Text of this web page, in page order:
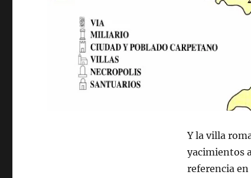
Y la villa
yacimientos
referencia